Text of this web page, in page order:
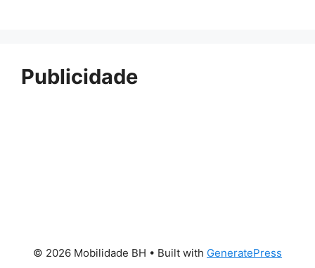
Publicidade
© 2026 Mobilidade BH • Built with GeneratePress